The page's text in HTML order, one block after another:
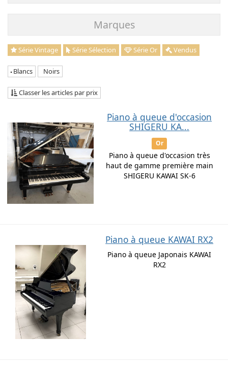
Marques
Série Vintage Série Sélection Série Or Vendus
Blancs Noirs
Classer les articles par prix
Piano à queue d'occasion
SHIGERU KA...
Or
Piano à queue d'occasion très
haut de gamme première main
SHIGERU KAWAI SK-6
Piano à queue KAWAI RX2
Piano à queue Japonais KAWAI
RX2